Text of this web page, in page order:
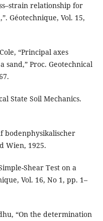
relationship for
Géotechnique, Vol. 15,
“Principal axes
sand,” Proc. Geotechnical
State Soil Mechanics.
bodenphysikalischer
Wien, 1925.
Shear Test on a
Vol. 16, No 1, pp. 1–
“On the determination